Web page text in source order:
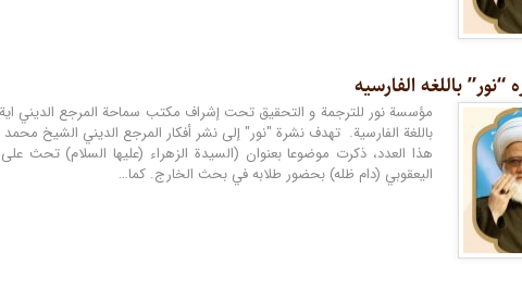
باللغة الفارسية. تهدف نشرة "نور" إلى نشر أفكار المرجع الديني الشيخ
هذا العدد، ذکرت موضوعا بعنوان (السيدة الزهراء (عليها السلام) تحث
اليعقوبي (دام ظله) بحضور طلابه في بحث الخارج. كما…